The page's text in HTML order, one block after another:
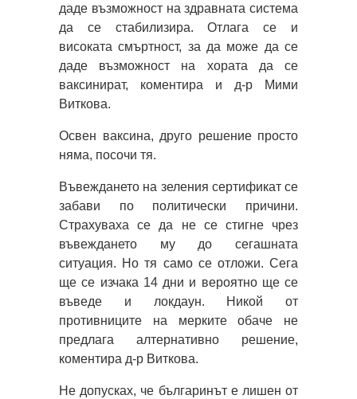
даде възможност на здравната система
да се стабилизира. Отлага се и
високата смъртност, за да може да се
даде възможност на хората да се
ваксинират, коментира и д-р Мими
Виткова.
Освен ваксина, друго решение просто
няма, посочи тя.
Въвеждането на зеления сертификат се
забави по политически причини.
Страхуваха се да не се стигне чрез
въвеждането му до сегашната
ситуация. Но тя само се отложи. Сега
ще се изчака 14 дни и вероятно ще се
въведе и локдаун. Никой от
противниците на мерките обаче не
предлага алтернативно решение,
коментира д-р Виткова.
Не допусках, че българинът е лишен от